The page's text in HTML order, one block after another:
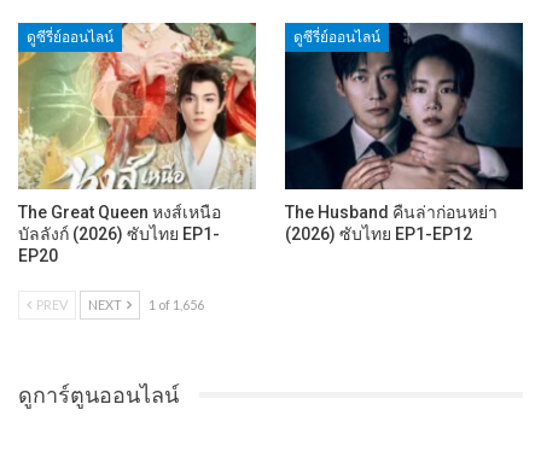
ดูซีรี่ย์ออนไลน์
The Great Queen หงส์เหนือ
บัลลังก์ (2026) ซับไทย EP1-
EP20
ดูซีรี่ย์ออนไลน์
The Husband คืนล่าก่อนหย่า
(2026) ซับไทย EP1-EP12
PREV NEXT 1 of 1,656
ดูการ์ตูนออนไลน์